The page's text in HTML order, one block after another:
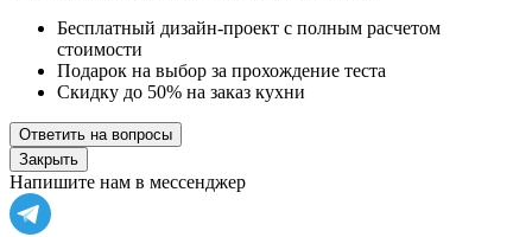
Бесплатный дизайн-проект с полным расчетом
стоимости
Подарок на выбор за прохождение теста
Скидку до 50% на заказ кухни
Ответить на вопросы
Закрыть
Напишите нам в мессенджер